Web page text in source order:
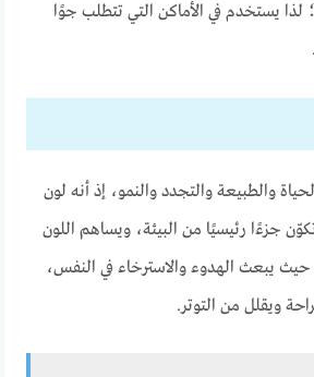
يستخدم في الأماكن التي تتطلب جوًا
والطبيعة والتجدد والنمو، إذ أنه لون
جزءًا رئيسيًا من البيئة، ويساهم اللون
حيث يبعث الهدوء والاسترخاء في النفس،
ويقلل من التوتر.